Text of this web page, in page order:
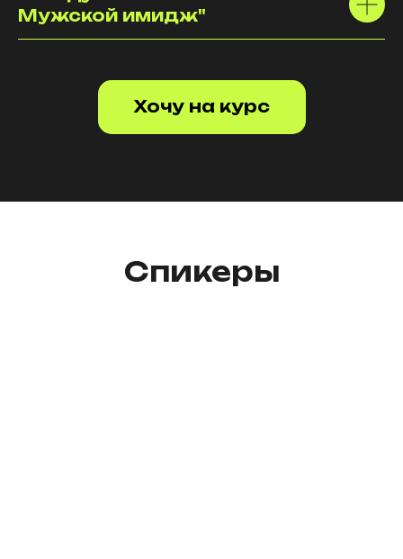
⁠Мужской имидж"
Хочу на курс
Спикеры